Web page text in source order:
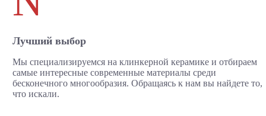
Лучший выбор
Мы специализируемся на клинкерной керамике и отбираем
самые интересные современные материалы среди
бесконечного многообразия. Обращаясь к нам вы найдете то,
что искали.